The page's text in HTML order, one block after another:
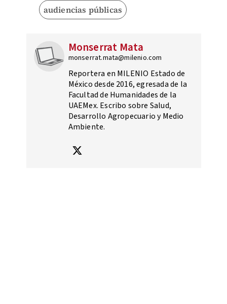
audiencias públicas
Monserrat Mata
monserrat.mata@milenio.com
Reportera en MILENIO Estado de
México desde 2016, egresada de la
Facultad de Humanidades de la
UAEMex. Escribo sobre Salud,
Desarrollo Agropecuario y Medio
Ambiente.